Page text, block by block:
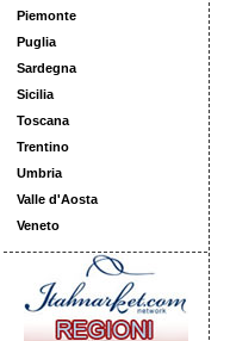
Piemonte
Puglia
Sardegna
Sicilia
Toscana
Trentino
Umbria
Valle d'Aosta
Veneto